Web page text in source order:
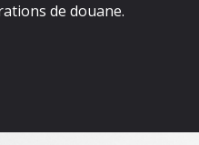
de douane.